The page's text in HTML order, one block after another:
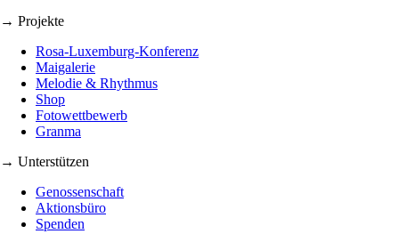
→ Projekte
Rosa-Luxemburg-Konferenz
Maigalerie
Melodie & Rhythmus
Shop
Fotowettbewerb
Granma
→ Unterstützen
Genossenschaft
Aktionsbüro
Spenden